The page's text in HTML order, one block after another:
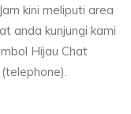
kini meliputi area
anda kunjungi kami
Hijau Chat